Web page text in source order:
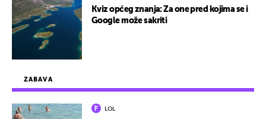
ZABAVA
LOL
Kviz općeg znanja: Za one pred kojima se i
Google može sakriti